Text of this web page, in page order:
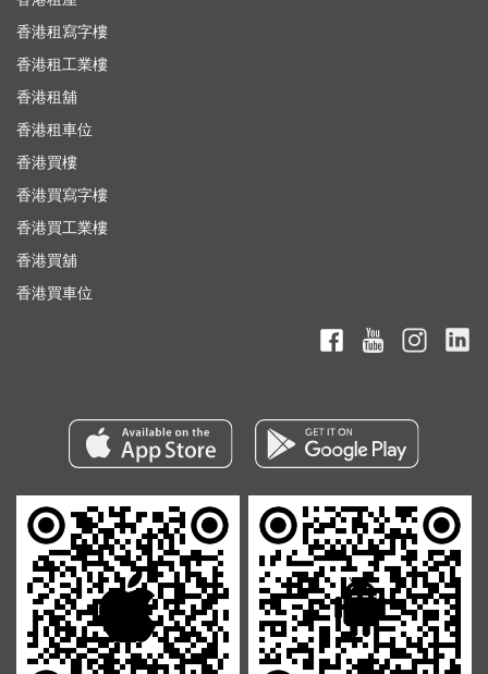
香港租寫字樓
香港租工業樓
香港租舖
香港租車位
香港買樓
香港買寫字樓
香港買工業樓
香港買舖
香港買車位